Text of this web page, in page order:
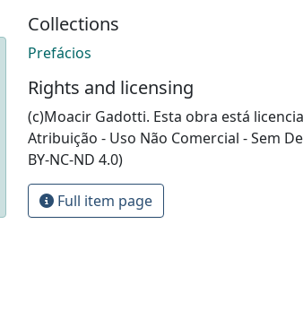
Collections
Prefácios
Rights and licensing
(c)Moacir Gadotti. Esta obra está
Atribuição - Uso Não Comercial - Sem
BY-NC-ND 4.0)
Full item page